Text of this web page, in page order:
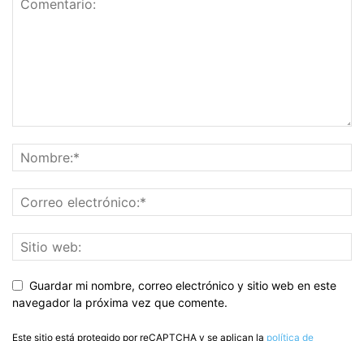
Guardar mi nombre, correo electrónico y sitio web en este
navegador la próxima vez que comente.
Este sitio está protegido por reCAPTCHA y se aplican la política de